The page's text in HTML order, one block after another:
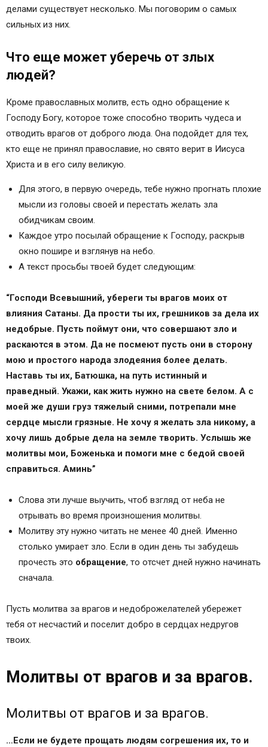
Сильная молитва, дающая защиту от врагов
Божье Воинство – защита от дьявольских
происков
заступничестве.
Богородица – защитница и покровительница
спасении.
Икона Богородице «Семистрельная» – защита
от злобы людской
Животворящий Крест – защита от злобы
начальника
Текст молитвы Животворящему Кресту.
делами существует несколько. Мы поговорим о самых
сильных из них.
Что еще может уберечь от злых
людей?
Кроме православных молитв, есть одно обращение к
Господу Богу, которое тоже способно творить чудеса и
отводить врагов от доброго люда. Она подойдет для тех,
кто еще не принял православие, но свято верит в Иисуса
Христа и в его силу великую.
Для этого, в первую очередь, тебе нужно прогнать плохие
мысли из головы своей и перестать желать зла
обидчикам своим.
Каждое утро посылай обращение к Господу, раскрыв
окно пошире и взглянув на небо.
А текст просьбы твоей будет следующим:
“Господи Всевышний, убереги ты врагов моих от
влияния Сатаны. Да прости ты их, грешников за дела их
недобрые. Пусть поймут они, что совершают зло и
раскаются в этом. Да не посмеют пусть они в сторону
мою и простого народа злодеяния более делать.
Наставь ты их, Батюшка, на путь истинный и
праведный. Укажи, как жить нужно на свете белом. А с
моей же души груз тяжелый сними, потрепали мне
сердце мысли грязные. Не хочу я желать зла никому, а
хочу лишь добрые дела на земле творить. Услышь же
молитвы мои, Боженька и помоги мне с бедой своей
справиться. Аминь”
Слова эти лучше выучить, чтоб взгляд от неба не
отрывать во время произношения молитвы.
Молитву эту нужно читать не менее 40 дней. Именно
столько умирает зло. Если в один день ты забудешь
прочесть это обращение, то отсчет дней нужно начинать
сначала.
Пусть молитва за врагов и недоброжелателей убережет
тебя от несчастий и поселит добро в сердцах недругов
твоих.
Молитвы от врагов и за врагов.
Молитвы от врагов и за врагов.
…Если не будете прощать людям согрешения их, то и